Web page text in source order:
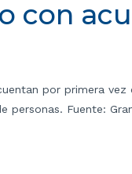
con
por primera
Fuente: